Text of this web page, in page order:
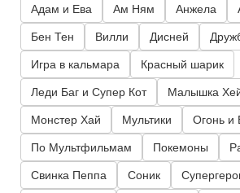
Адам и Ева Ам Ням Анжела
Бен Тен Вилли Дисней
Игра в кальмара Красный шарик
Леди Баг и Супер Кот Малышка
Монстер Хай Мультики Огонь и
По Мультфильмам Покемоны
Свинка Пеппа Соник